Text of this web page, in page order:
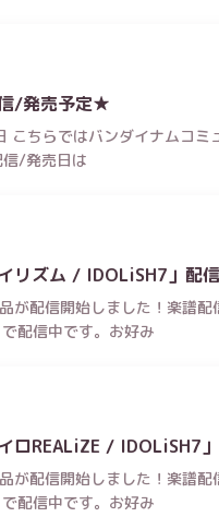
/発売予定★
ちらではバンダイナムコ
/発売日は
リズム / IDOLiSH7」配
が配信開始しました！楽譜
配信中です。お好み
ロREALiZE / IDOLiSH7
が配信開始しました！楽譜
配信中です。お好み